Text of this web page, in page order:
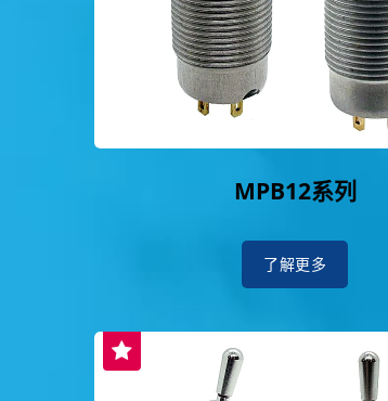
MPB12系列
了解更多